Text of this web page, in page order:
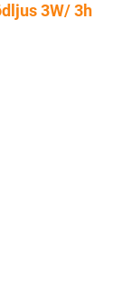
3W/ 3h